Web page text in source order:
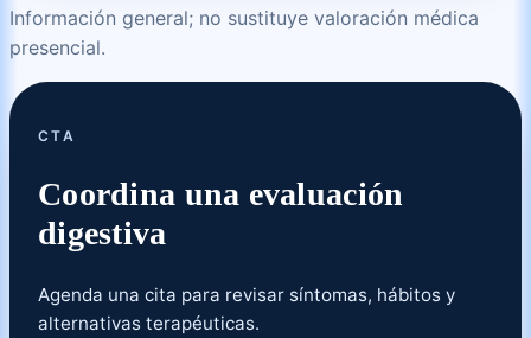
Información general; no sustituye valoración médica
presencial.
CTA
Coordina una evaluación
digestiva
Agenda una cita para revisar síntomas, hábitos y
alternativas terapéuticas.